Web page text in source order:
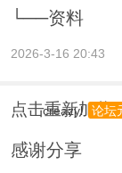
└──资料
2026-3-16 20:43
点击重新加载
creazyl 论坛
感谢分享